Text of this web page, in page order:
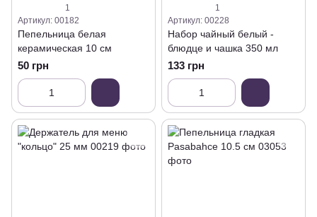
1
Артикул: 00182
Пепельница белая
керамическая 10 см
50 грн
1
Артикул: 00228
Набор чайный белый -
блюдце и чашка 350 мл
133 грн